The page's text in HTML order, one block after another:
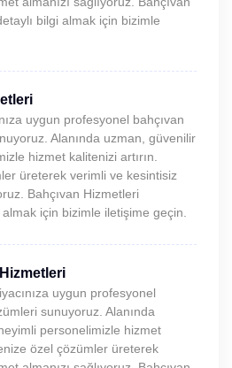
bilgi almak için bizimle
uygun profesyonel bahçıvan
Alanında uzman, güvenilir
hizmet kalitenizi artırın.
üreterek verimli ve kesintisiz
Bahçıvan Hizmetleri
için bizimle iletişime geçin.
uygun profesyonel
sunuyoruz. Alanında
personelimizle hizmet
özel çözümler üreterek